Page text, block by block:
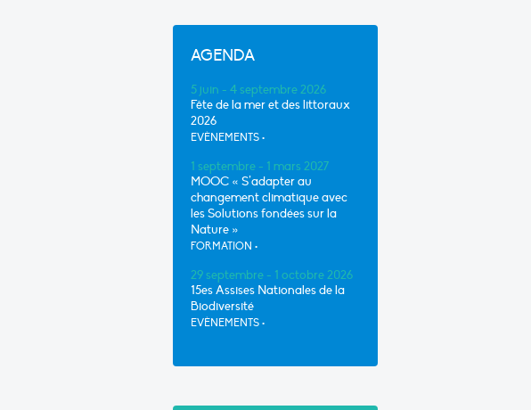
AGENDA
5 juin - 4 septembre 2026
Fête de la mer et des littoraux
2026
EVÈNEMENTS •
1 septembre - 1 mars 2027
MOOC « S’adapter au
changement climatique avec
les Solutions fondées sur la
Nature »
FORMATION •
29 septembre - 1 octobre 2026
15es Assises Nationales de la
Biodiversité
EVÈNEMENTS •